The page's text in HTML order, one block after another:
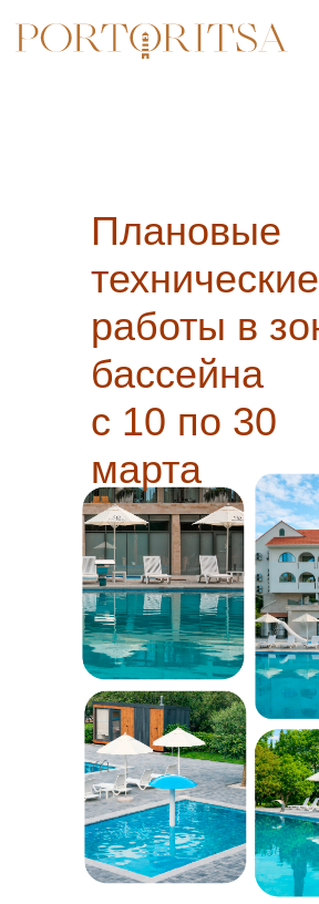
Плановые
технические
работы в
бассейна
с 10 по 30
марта